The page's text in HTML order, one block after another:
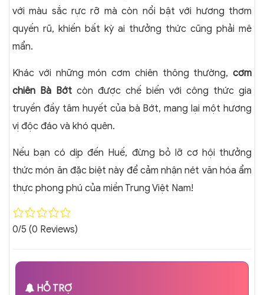
với màu sắc rực rỡ mà còn nổi bật với hương thơm
quyến rũ, khiến bất kỳ ai thưởng thức cũng phải mê
mẩn.
Khác với những món cơm chiên thông thường, cơm
chiên Bà Bớt còn được chế biến với công thức gia
truyền đầy tâm huyết của bà Bớt, mang lại một hương
vị độc đáo và khó quên.
Nếu bạn có dịp đến Huế, đừng bỏ lỡ cơ hội thưởng
thức món ăn đặc biệt này để cảm nhận nét văn hóa ẩm
thực phong phú của miền Trung Việt Nam!
0/5 (0 Reviews)
HỖ TRỢ